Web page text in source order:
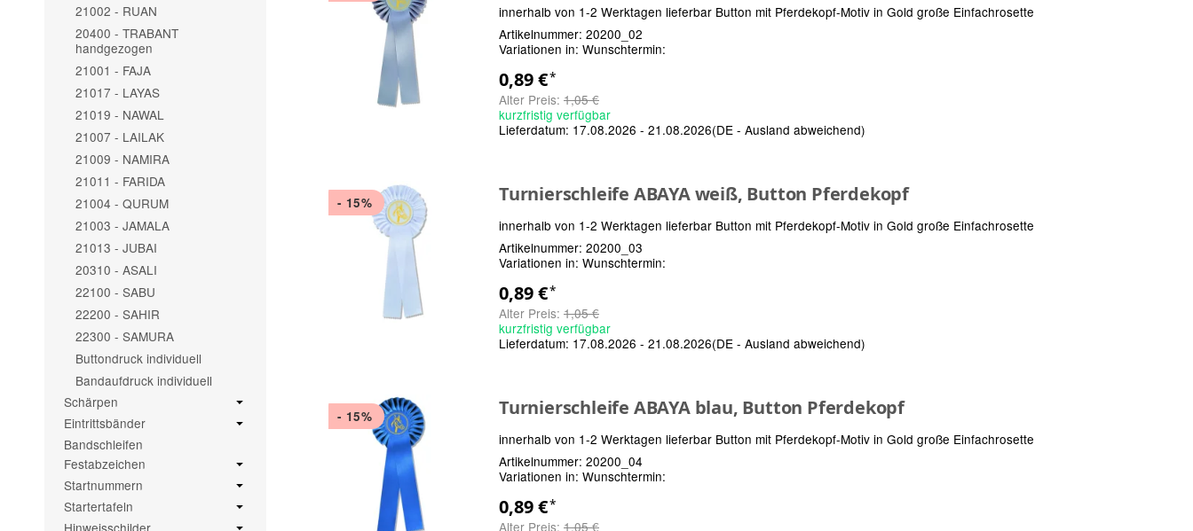
innerhalb von 1-2 Werktagen lieferbar Button mit Pferdekopf-Motiv in Gold große Einfachrosette
Artikelnummer: 20200_02
Variationen in: Wunschtermin:
0,89 €*
Alter Preis: 1,05 €
kurzfristig verfügbar
Lieferdatum: 17.08.2026 - 21.08.2026(DE - Ausland abweichend)
- 15% Turnierschleife ABAYA weiß, Button Pferdekopf
innerhalb von 1-2 Werktagen lieferbar Button mit Pferdekopf-Motiv in Gold große Einfachrosette
Artikelnummer: 20200_03
Variationen in: Wunschtermin:
0,89 €*
Alter Preis: 1,05 €
kurzfristig verfügbar
Lieferdatum: 17.08.2026 - 21.08.2026(DE - Ausland abweichend)
- 15% Turnierschleife ABAYA blau, Button Pferdekopf
innerhalb von 1-2 Werktagen lieferbar Button mit Pferdekopf-Motiv in Gold große Einfachrosette
Artikelnummer: 20200_04
Variationen in: Wunschtermin:
0,89 €*
Alter Preis: 1,05 €
21002 - RUAN
20400 - TRABANT
handgezogen
21001 - FAJA
21017 - LAYAS
21019 - NAWAL
21007 - LAILAK
21009 - NAMIRA
21011 - FARIDA
21004 - QURUM
21003 - JAMALA
21013 - JUBAI
20310 - ASALI
22100 - SABU
22200 - SAHIR
22300 - SAMURA
Buttondruck individuell
Bandaufdruck individuell
Schärpen
Eintrittsbänder
Bandschleifen
Festabzeichen
Startnummern
Startertafeln
Hinweisschilder